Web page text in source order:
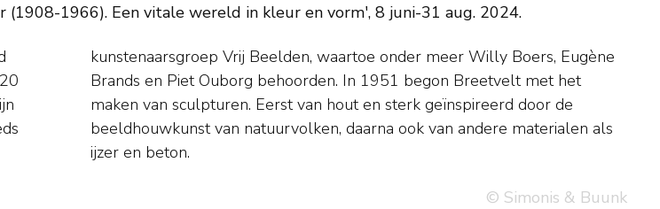
(1908-1966). Een vitale wereld in kleur en vorm', 8 juni-31 aug. 2024.
ijzer en beton.
© Simonis & Buunk